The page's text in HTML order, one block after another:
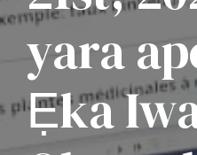
yara
Ẹka